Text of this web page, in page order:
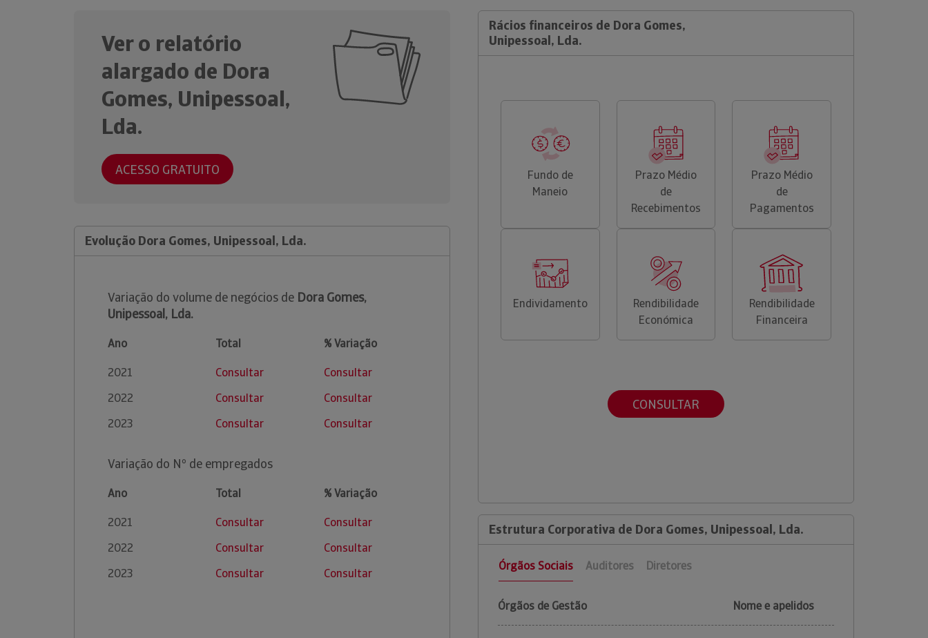
Ver o relatório
alargado de Dora
Gomes, Unipessoal,
Lda.
ACESSO GRATUITO
Evolução Dora Gomes, Unipessoal, Lda.
Variação do volume de negócios de Dora Gomes,
Unipessoal, Lda.
Ano Total
% Variação
2021
Consultar
Consultar
2022
Consultar
Consultar
2023
Consultar Consultar
Variação do Nº de empregados
Ano Total
% Variação
2021
Consultar
Consultar
2022
Consultar
Consultar
2023
Consultar Consultar
Rácios financeiros de Dora Gomes,
Unipessoal, Lda.
Fundo de
Maneio
Prazo Médio
de
Recebimentos
Prazo Médio
de
Pagamentos
Endividamento
Rendibilidade
Económica
Rendibilidade
Financeira
CONSULTAR
Estrutura Corporativa de Dora Gomes, Unipessoal, Lda.
Órgãos Sociais Auditores Diretores
Órgãos de Gestão Nome e apelidos